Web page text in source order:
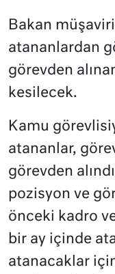
Bakan
atananlardan
görevden
kesilecek.
Kamu
atananlar,
görevden
pozisyon ve
önceki kadro
bir ay içinde
atanacaklar